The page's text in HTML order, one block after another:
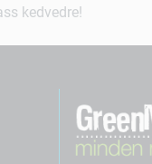
kedvedre!